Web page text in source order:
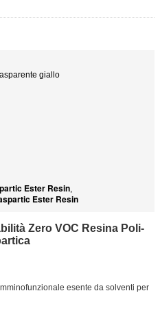
giallo
Ester Resin,
Ester Resin
Zero VOC Resina Poli-
esente da solventi per